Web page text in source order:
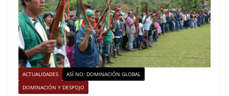
ACTUALIDADES
ASÍ NO: DOMINACIÓN GLOBAL
DOMINACIÓN Y DESPOJO